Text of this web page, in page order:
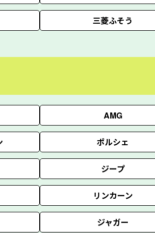
三菱ふそう
AMG
ポルシェ
ジープ
リンカーン
ジャガー